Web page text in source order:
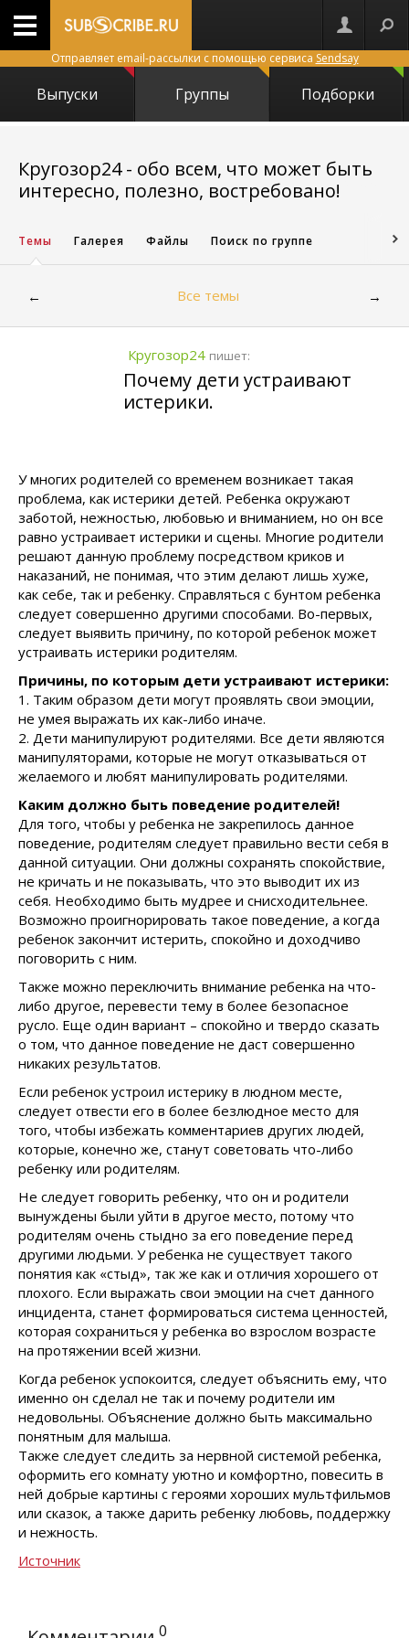
Отправляет email-рассылки с помощью сервиса Sendsay
Выпуски Группы Подборки
Кругозор24 - обо всем, что может быть
интересно, полезно, востребовано!
Темы Галерея Файлы Поиск по группе
← Все темы →
Кругозор24 пишет:
Почему дети устраивают
истерики.
У многих родителей со временем возникает такая
проблема, как истерики детей. Ребенка окружают
заботой, нежностью, любовью и вниманием, но он все
равно устраивает истерики и сцены. Многие родители
решают данную проблему посредством криков и
наказаний, не понимая, что этим делают лишь хуже,
как себе, так и ребенку. Справляться с бунтом ребенка
следует совершенно другими способами. Во-первых,
следует выявить причину, по которой ребенок может
устраивать истерики родителям.
Причины, по которым дети устраивают истерики:
1. Таким образом дети могут проявлять свои эмоции,
не умея выражать их как-либо иначе.
2. Дети манипулируют родителями. Все дети являются
манипуляторами, которые не могут отказываться от
желаемого и любят манипулировать родителями.
Каким должно быть поведение родителей!
Для того, чтобы у ребенка не закрепилось данное
поведение, родителям следует правильно вести себя в
данной ситуации. Они должны сохранять спокойствие,
не кричать и не показывать, что это выводит их из
себя. Необходимо быть мудрее и снисходительнее.
Возможно проигнорировать такое поведение, а когда
ребенок закончит истерить, спокойно и доходчиво
поговорить с ним.
Также можно переключить внимание ребенка на что-
либо другое, перевести тему в более безопасное
русло. Еще один вариант – спокойно и твердо сказать
о том, что данное поведение не даст совершенно
никаких результатов.
Если ребенок устроил истерику в людном месте,
следует отвести его в более безлюдное место для
того, чтобы избежать комментариев других людей,
которые, конечно же, станут советовать что-либо
ребенку или родителям.
Не следует говорить ребенку, что он и родители
вынуждены были уйти в другое место, потому что
родителям очень стыдно за его поведение перед
другими людьми. У ребенка не существует такого
понятия как «стыд», так же как и отличия хорошего от
плохого. Если выражать свои эмоции на счет данного
инцидента, станет формироваться система ценностей,
которая сохраниться у ребенка во взрослом возрасте
на протяжении всей жизни.
Когда ребенок успокоится, следует объяснить ему, что
именно он сделал не так и почему родители им
недовольны. Объяснение должно быть максимально
понятным для малыша.
Также следует следить за нервной системой ребенка,
оформить его комнату уютно и комфортно, повесить в
ней добрые картины с героями хороших мультфильмов
или сказок, а также дарить ребенку любовь, поддержку
и нежность.
Источник
0